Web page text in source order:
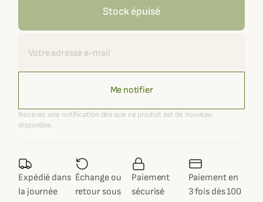
Stock épuisé
Me notifier
Recevez une notification dès que ce produit est de nouveau
disponible.
Expédié dans
la journée
Échange ou
retour sous
Paiement
sécurisé
Paiement en
3 fois dès 100